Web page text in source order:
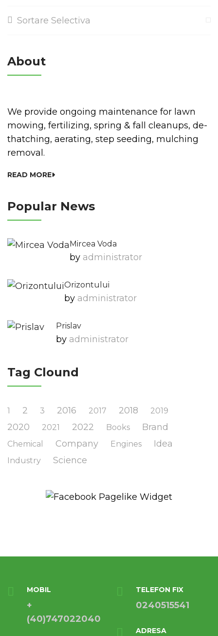
Sortare Selectiva
About
We provide ongoing maintenance for lawn
mowing, fertilizing, spring & fall cleanups, de-
thatching, aerating, step seeding, mulching
removal.
READ MORE
Popular News
Mircea Voda
by Administrator
Orizontului
by Administrator
Prislav
by Administrator
Tag Clound
1 2 3 2016 2017 2018 2019
2020 2021 2022 Books Brand
Chemical Company Engines Idea
Industry Science
MOBIL
+
(40)747022040
TELEFON FIX
0240515541
ADRESA